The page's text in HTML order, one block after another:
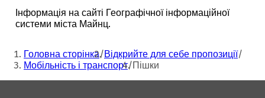
Інформація на сайті Географічної інформаційної
системи міста Майнц.
Ти
тут:
Головна сторінка Відкрийте для себе пропозиції
Мобільність і транспорт Пішки